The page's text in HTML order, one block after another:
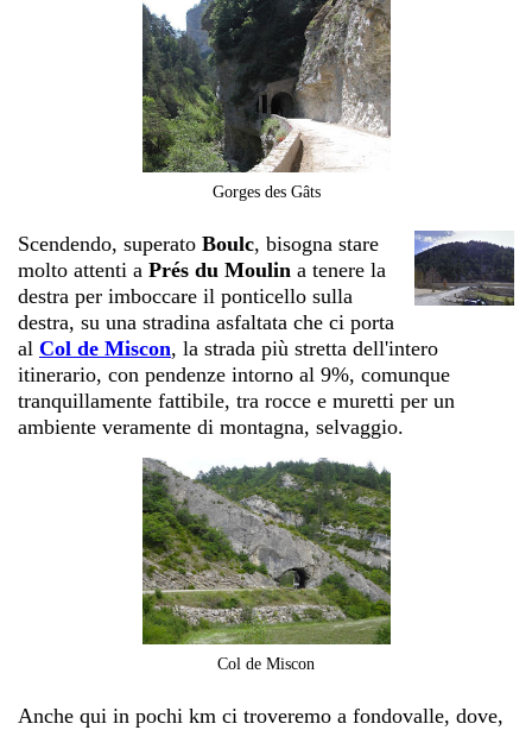
Gorges des Gâts
Scendendo, superato Boulc, bisogna stare
molto attenti a Prés du Moulin a tenere la
destra per imboccare il ponticello sulla
destra, su una stradina asfaltata che ci porta
al Col de Miscon, la strada più stretta dell'intero
itinerario, con pendenze intorno al 9%, comunque
tranquillamente fattibile, tra rocce e muretti per un
ambiente veramente di montagna, selvaggio.
Col de Miscon
Anche qui in pochi km ci troveremo a fondovalle, dove,